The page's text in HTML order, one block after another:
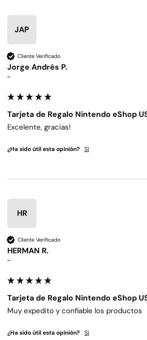
JAP
Cliente Verificado
Jorge Andrés P.
""
Tarjeta de Regalo Nintendo eShop
Excelente, gracias!
¿Ha sido útil esta opinión? Sí
HR
Cliente Verificado
HERMAN R.
""
Tarjeta de Regalo Nintendo eShop
Muy expedito y confiable los productos
¿Ha sido útil esta opinión? Sí